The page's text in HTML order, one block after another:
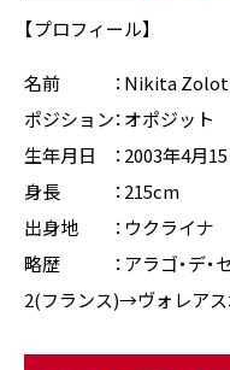
【プロフィール】
名前 ：Nikita
ポジション：オポジット
生年月日 ：2003年4月15
身長 ：215cm
出身地 ：ウクライナ
略歴 ：アラゴ・デ・セ
2(フランス)→ヴォレアス